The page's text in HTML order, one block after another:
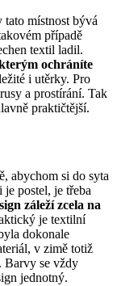
místnost bývá
případě
textil ladil.
ochráníte
i utěrky. Pro
a prostírání. Tak
praktičtější.
abychom si do syta
postel, je třeba
záleží zcela na
je textilní
dokonale
v zimě totiž
Barvy se vždy
jednotný.